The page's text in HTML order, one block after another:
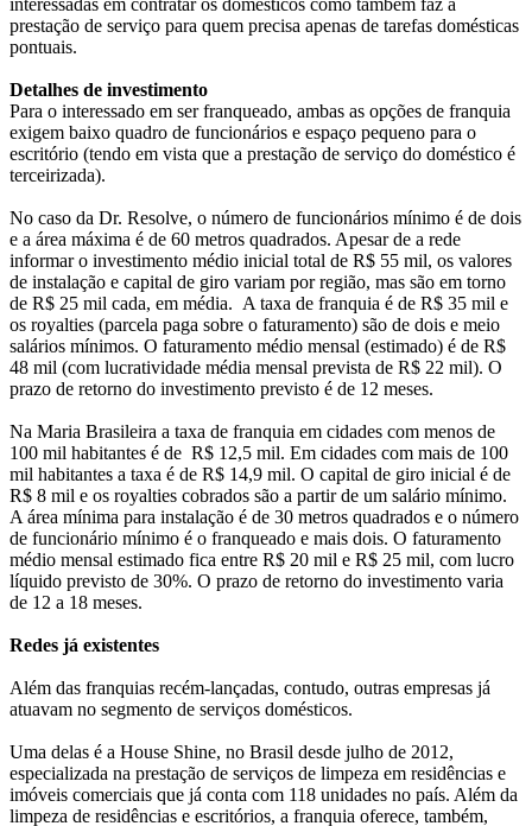
interessadas em contratar os domésticos como também faz a
prestação de serviço para quem precisa apenas de tarefas domésticas
pontuais.
Detalhes de investimento
Para o interessado em ser franqueado, ambas as opções de franquia
exigem baixo quadro de funcionários e espaço pequeno para o
escritório (tendo em vista que a prestação de serviço do doméstico é
terceirizada).
No caso da Dr. Resolve, o número de funcionários mínimo é de dois
e a área máxima é de 60 metros quadrados. Apesar de a rede
informar o investimento médio inicial total de R$ 55 mil, os valores
de instalação e capital de giro variam por região, mas são em torno
de R$ 25 mil cada, em média. A taxa de franquia é de R$ 35 mil e
os royalties (parcela paga sobre o faturamento) são de dois e meio
salários mínimos. O faturamento médio mensal (estimado) é de R$
48 mil (com lucratividade média mensal prevista de R$ 22 mil). O
prazo de retorno do investimento previsto é de 12 meses.
Na Maria Brasileira a taxa de franquia em cidades com menos de
100 mil habitantes é de R$ 12,5 mil. Em cidades com mais de 100
mil habitantes a taxa é de R$ 14,9 mil. O capital de giro inicial é de
R$ 8 mil e os royalties cobrados são a partir de um salário mínimo.
A área mínima para instalação é de 30 metros quadrados e o número
de funcionário mínimo é o franqueado e mais dois. O faturamento
médio mensal estimado fica entre R$ 20 mil e R$ 25 mil, com lucro
líquido previsto de 30%. O prazo de retorno do investimento varia
de 12 a 18 meses.
Redes já existentes
Além das franquias recém-lançadas, contudo, outras empresas já
atuavam no segmento de serviços domésticos.
Uma delas é a House Shine, no Brasil desde julho de 2012,
especializada na prestação de serviços de limpeza em residências e
imóveis comerciais que já conta com 118 unidades no país. Além da
limpeza de residências e escritórios, a franquia oferece, também,